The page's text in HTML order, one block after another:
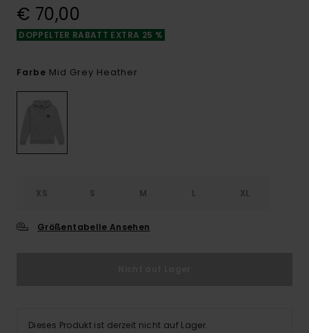
€ 70,00
DOPPELTER RABATT EXTRA 25 %
Farbe Mid Grey Heather
XS S M L XL
Größentabelle Ansehen
Dieses Produkt ist derzeit nicht auf Lager.